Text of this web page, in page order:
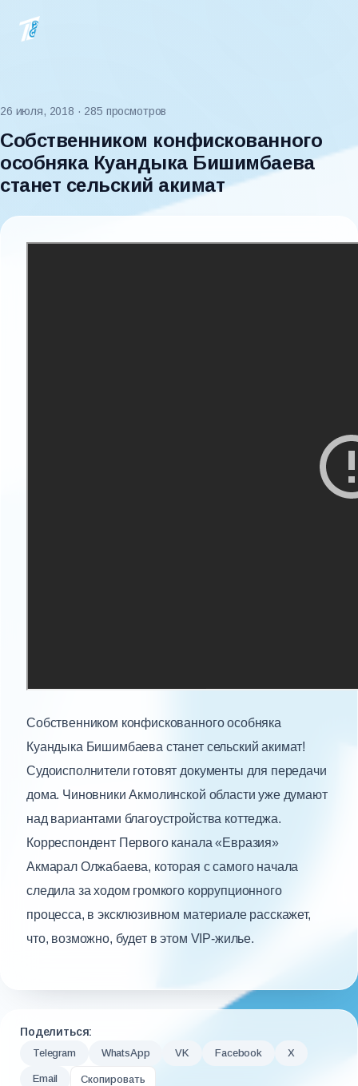
26 июля, 2018 · 285 просмотров
Собственником конфискованного
особняка Куандыка Бишимбаева
станет сельский акимат
Собственником конфискованного особняка
Куандыка Бишимбаева станет сельский акимат!
Судоисполнители готовят документы для передачи
дома. Чиновники Акмолинской области уже думают
над вариантами благоустройства коттеджа.
Корреспондент Первого канала «Евразия»
Акмарал Олжабаева, которая с самого начала
следила за ходом громкого коррупционного
процесса, в эксклюзивном материале расскажет,
что, возможно, будет в этом VIP-жилье.
Поделиться:
Telegram WhatsApp VK Facebook X
Email Скопировать